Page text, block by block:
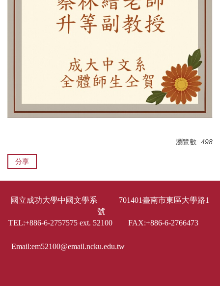
瀏覽數: 498
分享
國立成功大學中國文學系 701401臺南市東區大學路1
號
TEL:+886-6-2757575 ext. 52100 FAX:+886-6-2766473
Email:em52100@email.ncku.edu.tw